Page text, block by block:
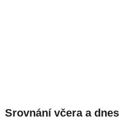
Srovnání včera a dnes